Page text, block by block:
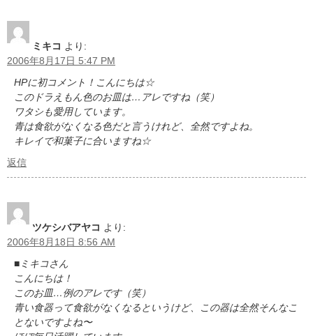
ミキコ より:
2006年8月17日 5:47 PM
HPに初コメント！こんにちは☆
このドラえもん色のお皿は…アレですね（笑）
ワタシも愛用しています。
青は食欲がなくなる色だと言うけれど、全然ですよね。
キレイで和菓子に合いますね☆
返信
ツケシバアヤコ より:
2006年8月18日 8:56 AM
■ミキコさん
こんにちは！
このお皿…例のアレです（笑）
青い食器って食欲がなくなるというけど、この器は全然そんなこ
とないですよね〜